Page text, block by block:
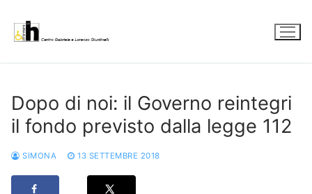
contenuto
Dopo di noi: il Governo reintegri
il fondo previsto dalla legge 112
SIMONA 13 SETTEMBRE 2018